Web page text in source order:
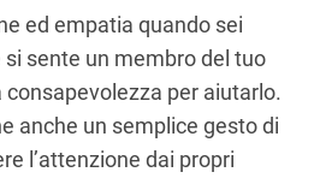
ed empatia quando sei
sente un membro del tuo
per aiutarlo.
anche un semplice gesto di
l’attenzione dai propri